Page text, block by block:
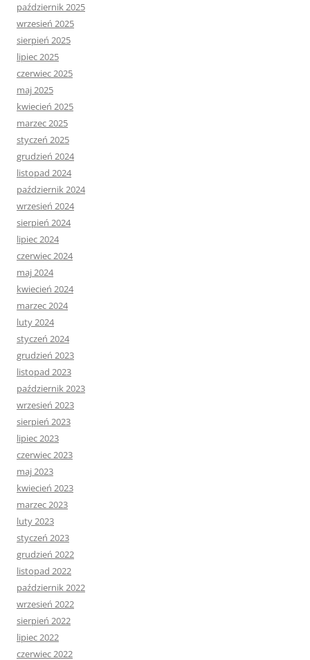
październik 2025
wrzesień 2025
sierpień 2025
lipiec 2025
czerwiec 2025
maj 2025
kwiecień 2025
marzec 2025
styczeń 2025
grudzień 2024
listopad 2024
październik 2024
wrzesień 2024
sierpień 2024
lipiec 2024
czerwiec 2024
maj 2024
kwiecień 2024
marzec 2024
luty 2024
styczeń 2024
grudzień 2023
listopad 2023
październik 2023
wrzesień 2023
sierpień 2023
lipiec 2023
czerwiec 2023
maj 2023
kwiecień 2023
marzec 2023
luty 2023
styczeń 2023
grudzień 2022
listopad 2022
październik 2022
wrzesień 2022
sierpień 2022
lipiec 2022
czerwiec 2022